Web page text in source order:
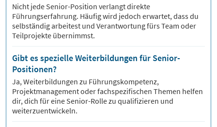
Nicht jede Senior-Position verlangt direkte
Führungserfahrung. Häufig wird jedoch erwartet, dass du
selbständig arbeitest und Verantwortung fürs Team oder
Teilprojekte übernimmst.
Gibt es spezielle Weiterbildungen für Senior-
Positionen?
Ja, Weiterbildungen zu Führungskompetenz,
Projektmanagement oder fachspezifischen Themen helfen
dir, dich für eine Senior-Rolle zu qualifizieren und
weiterzuentwickeln.